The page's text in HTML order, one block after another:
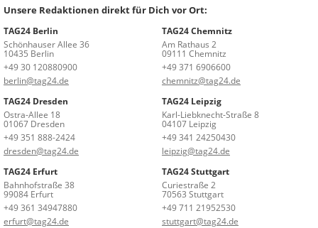
Unsere Redaktionen direkt für Dich vor Ort:
TAG24 Berlin
Schönhauser Allee 36
10435 Berlin
+49 30 120880900
berlin@tag24.de
TAG24 Chemnitz
Am Rathaus 2
09111 Chemnitz
+49 371 6906600
chemnitz@tag24.de
TAG24 Dresden
Ostra-Allee 18
01067 Dresden
+49 351 888-2424
dresden@tag24.de
TAG24 Leipzig
Karl-Liebknecht-Straße 8
04107 Leipzig
+49 341 24250430
leipzig@tag24.de
TAG24 Erfurt
Bahnhofstraße 38
99084 Erfurt
+49 361 34947880
erfurt@tag24.de
TAG24 Stuttgart
Curiestraße 2
70563 Stuttgart
+49 711 21952530
stuttgart@tag24.de